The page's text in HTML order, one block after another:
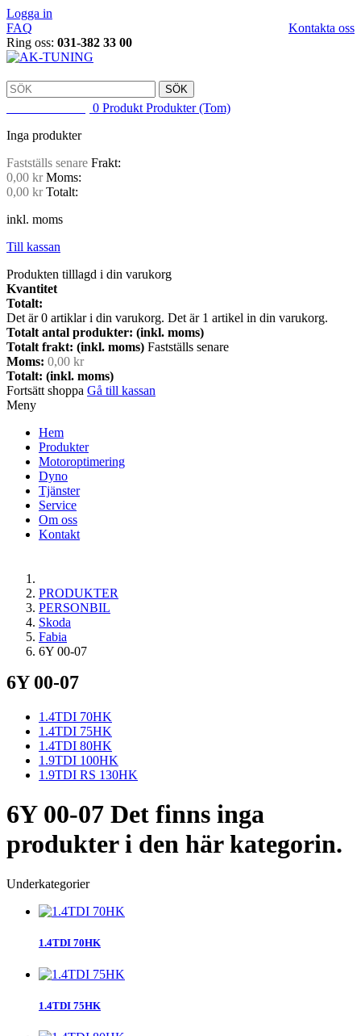
Logga in
Kontakta oss
FAQ
Ring oss: 031-382 33 00
SÖK
0 Produkt Produkter (Tom)
Inga produkter
Fastställs senare Frakt:
0,00 kr Moms:
0,00 kr Totalt:
inkl. moms
Till kassan
Produkten tilllagd i din varukorg
Kvantitet
Totalt:
Det är0 artiklar i din varukorg. Det är 1 artikel in din varukorg.
Totalt antal produkter: (inkl. moms)
Totalt frakt: (inkl. moms) Fastställs senare
Moms: 0,00 kr
Totalt: (inkl. moms)
Fortsätt shoppa Gå till kassan
Meny
Hem
Produkter
Motoroptimering
Dyno
Tjänster
Service
Om oss
Kontakt
PRODUKTER
PERSONBIL
Skoda
Fabia
6Y 00-07
6Y 00-07
1.4TDI 70HK
1.4TDI 75HK
1.4TDI 80HK
1.9TDI 100HK
1.9TDI RS 130HK
6Y 00-07 Det finns inga
produkter i den här kategorin.
Underkategorier
1.4TDI 70HK
1.4TDI 75HK